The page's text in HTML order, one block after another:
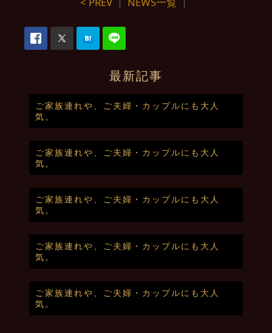
最新記事
ご家族連れや、ご夫婦・カップルにも大人
気。
ご家族連れや、ご夫婦・カップルにも大人
気。
ご家族連れや、ご夫婦・カップルにも大人
気。
ご家族連れや、ご夫婦・カップルにも大人
気。
ご家族連れや、ご夫婦・カップルにも大人
気。